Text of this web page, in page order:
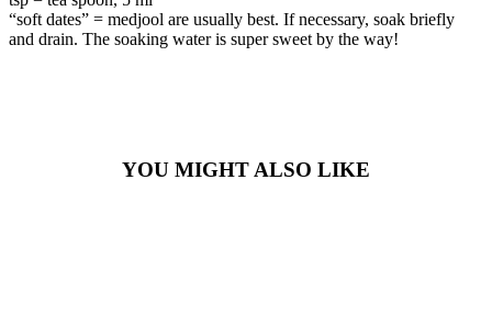
“soft dates” = medjool are usually best. If necessary, soak briefly
and drain. The soaking water is super sweet by the way!
YOU MIGHT ALSO LIKE